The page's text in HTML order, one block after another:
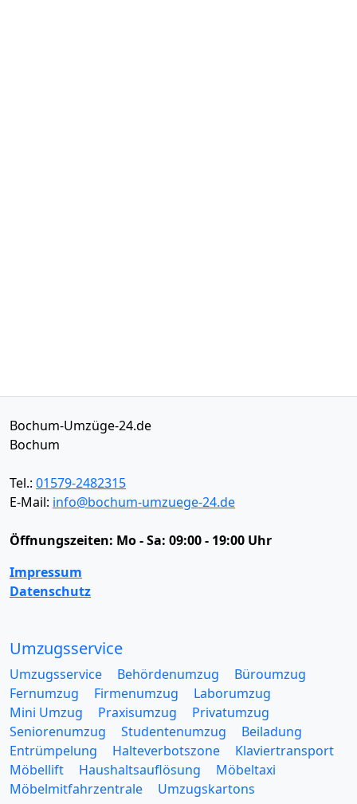
Bochum-Umzüge-24.de
Bochum
Tel.: 01579-2482315
E-Mail: info@bochum-umzuege-24.de
Öffnungszeiten: Mo - Sa: 09:00 - 19:00 Uhr
Impressum
Datenschutz
Umzugsservice
Umzugsservice Behördenumzug
Büroumzug
Fernumzug
Firmenumzug
Laborumzug
Mini Umzug
Praxisumzug
Privatumzug
Seniorenumzug
Studentenumzug
Beiladung
Entrümpelung
Halteverbotszone
Klaviertransport
Möbellift
Haushaltsauflösung
Möbeltaxi
Möbelmitfahrzentrale
Umzugskartons